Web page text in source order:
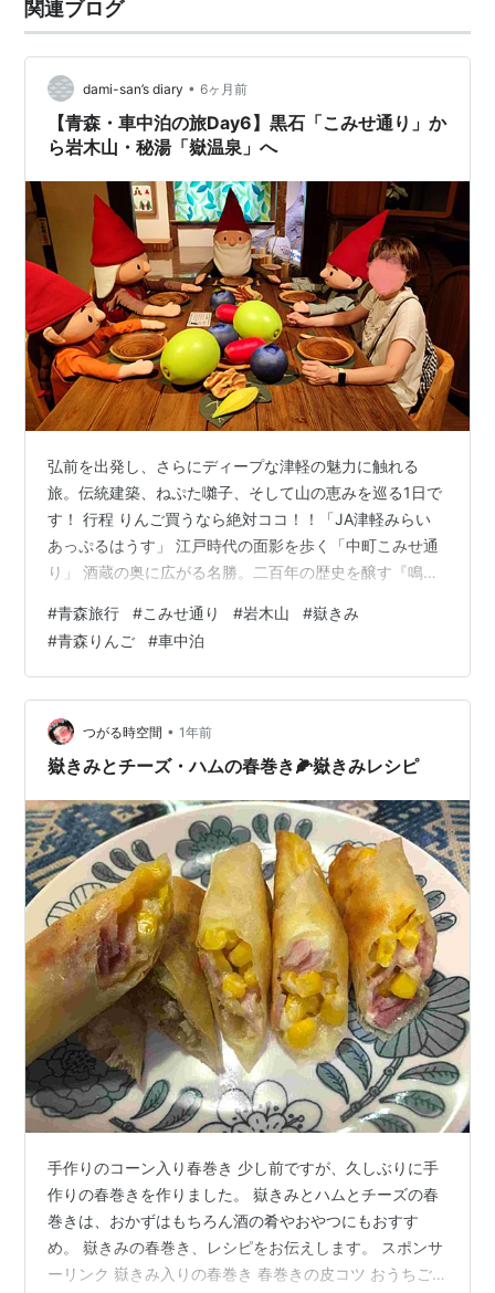
関連ブログ
dami-san’s diary • 6ヶ月前
【青森・車中泊の旅Day6】黒石「こみせ通り」か
ら岩木山・秘湯「嶽温泉」へ
弘前を出発し、さらにディープな津軽の魅力に触れる
旅。伝統建築、ねぷた囃子、そして山の恵みを巡る1日で
す！ 行程 りんご買うなら絶対ココ！！「JA津軽みらい
あっぷるはうす」 江戸時代の面影を歩く「中町こみせ通
り」 酒蔵の奥に広がる名勝。二百年の歴史を醸す『鳴海
のシンボル『松の湯交流館』 黒石名物『つゆ焼きそば』
のすごう食堂 絶対に行くべき「津軽藩ねぷた村」 岩木山
の恵み、白濁の秘湯「嶽温泉」 小島旅館 岩木山の麓で見
つけた宝箱『岩木屋』 道の駅 津軽白神 ビーチにしめや
ブナの森への入り口『白神山地ビジターセンター』 津軽
ならではのラーメンが…
#青森旅行 #こみせ通り #岩木山 #嶽きみ
#青森りんご #車中泊
つがる時空間 • 1年前
嶽きみとチーズ・ハムの春巻き🌽嶽きみレシピ
手作りのコーン入り春巻き 少し前ですが、久しぶりに手
作りの春巻きを作りました。 嶽きみとハムとチーズの春
巻きは、おかずはもちろん酒の肴やおやつにもおすす
め。 嶽きみの春巻き、レシピをお伝えします。 スポンサ
ーリンク 嶽きみ入りの春巻き 春巻きの皮コツ おうちご